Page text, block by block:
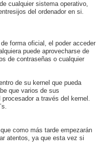
cualquier sistema operativo,
del ordenador en si.
forma oficial, el poder acceder
puede aprovecharse de
de contraseñas o cualquier
de su kernel que pueda
que varios de sus
a través del kernel.
que como más tarde empezarán
atentos, ya que esta vez si